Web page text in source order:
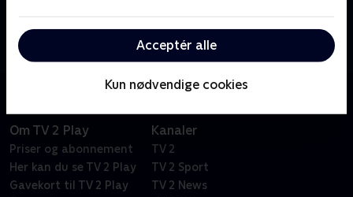
Acceptér alle
Kun nødvendige cookies
uvaner, når vi byder velkommen til livsstilsquizzen
'Lige i skabet'.
Om TV 2 Play
Priser og abonnement
Her kan du se TV 2 Play
Gavekort til TV 2 Play
Kanaler
TV 2
TV 2 Sport
TV 2 News